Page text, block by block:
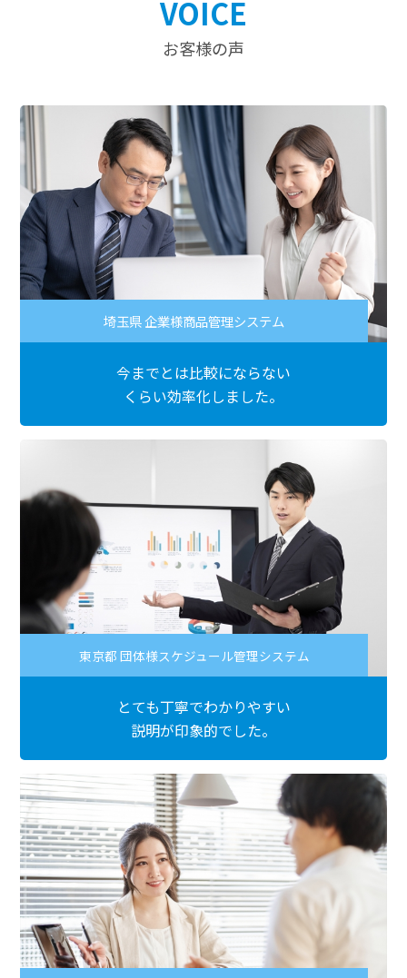
VOICE
お客様の声
埼玉県 企業様商品管理システム
今までとは比較にならない
くらい効率化しました。
東京都 団体様スケジュール管理システム
とても丁寧でわかりやすい
説明が印象的でした。